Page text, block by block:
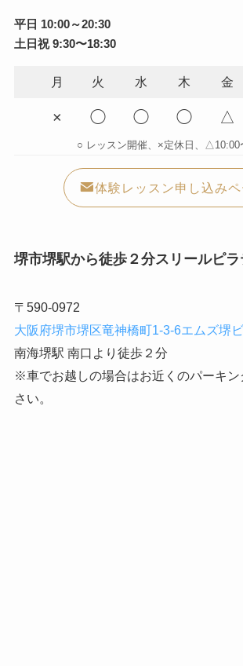
平日 10:00～20:30
土日祝 9:30〜18:30
月 火 水 木 金
× ◯ ◯ ◯ △
○ レッスン開催、×定休日、△10:00
体験レッスン申し込みペ
堺市堺駅から徒歩２分スリールピラ
〒590-0972
大阪府堺市堺区竜神橋町1-3-6エムズ堺
南海堺駅 南口より徒歩２分
※車でお越しの場合はお近くのパーキン
さい。